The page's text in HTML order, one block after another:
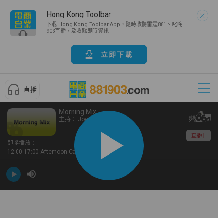
Hong Kong Toolbar
下載 Hong Kong Toolbar App，隨時收聽雷霆881、叱咤
903直播，及收睇即時資訊
立即下載
直播
Morning Mix
主持： Joel Delacy
即將播放：
12:00-17:00 Afternoon Call
直播中